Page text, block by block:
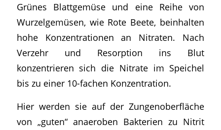
Grünes Blattgemüse und eine Reihe von
Wurzelgemüsen, wie Rote Beete, beinhalten
hohe Konzentrationen an Nitraten. Nach
Verzehr und Resorption ins Blut
konzentrieren sich die Nitrate im Speichel
bis zu einer 10-fachen Konzentration.
Hier werden sie auf der Zungenoberfläche
von „guten“ anaeroben Bakterien zu Nitrit